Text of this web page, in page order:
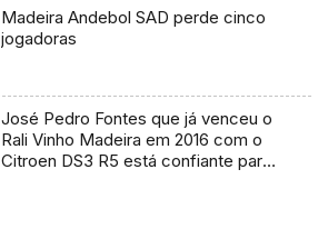
Madeira Andebol SAD perde cinco
jogadoras
José Pedro Fontes que já venceu o
Rali Vinho Madeira em 2016 com o
Citroen DS3 R5 está confiante para